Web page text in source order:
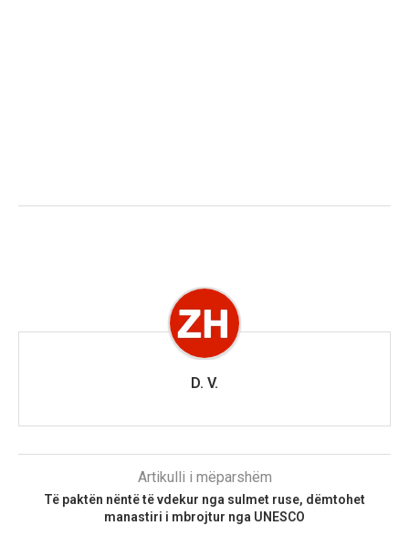
D. V.
Artikulli i mëparshëm
Të paktën nëntë të vdekur nga sulmet ruse, dëmtohet
manastiri i mbrojtur nga UNESCO